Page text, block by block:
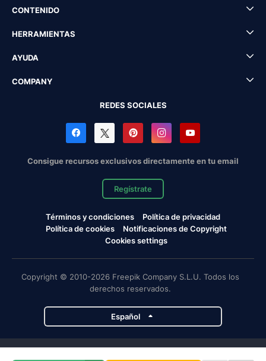
CONTENIDO
HERRAMIENTAS
AYUDA
COMPANY
REDES SOCIALES
Consigue recursos exclusivos directamente en tu email
Regístrate
Términos y condiciones
Política de privacidad
Política de cookies
Notificaciones de Copyright
Cookies settings
Copyright © 2010-2026 Freepik Company S.L.U. Todos los
derechos reservados.
Español